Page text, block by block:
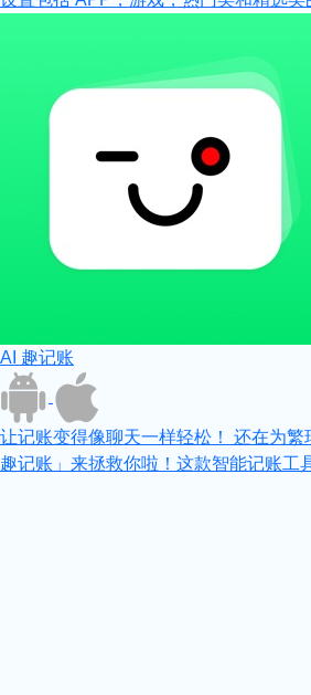
AI 趣记账
让记账变得像聊天一样轻松！ 还在为繁
趣记账」来拯救你啦！这款智能记账工